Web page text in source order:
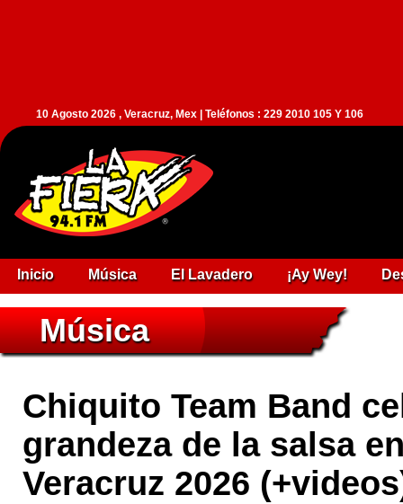
10 Agosto 2026 , Veracruz, Mex | Teléfonos : 229 2010 105 Y 106
Inicio Música El Lavadero ¡Ay Wey!
Música
Chiquito Team Band
grandeza de la salsa
Veracruz 2026